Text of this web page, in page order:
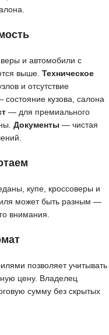
и автомобили с
выше. Техническое
и отсутствие
состояние кузова, салона
— для премиального
Документы — чистая
купе, кроссоверы и
может быть разным —
внимания.
позволяет учитывать
цену. Владелец
сумму без скрытых